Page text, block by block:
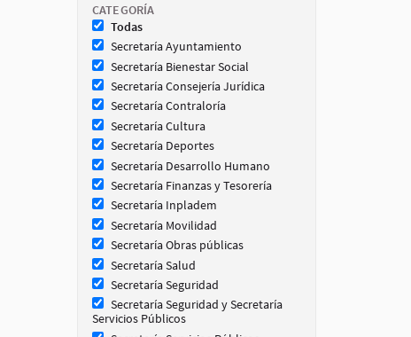
CATEGORÍA
Todas
Secretaría Ayuntamiento
Secretaría Bienestar Social
Secretaría Consejería Jurídica
Secretaría Contraloría
Secretaría Cultura
Secretaría Deportes
Secretaría Desarrollo Humano
Secretaría Finanzas y Tesorería
Secretaría Inpladem
Secretaría Movilidad
Secretaría Obras públicas
Secretaría Salud
Secretaría Seguridad
Secretaría Seguridad y Secretaría
Servicios Públicos